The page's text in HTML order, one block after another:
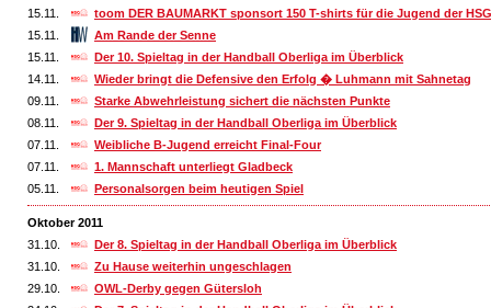
15.11.
toom DER BAUMARKT sponsort 150 T-shirts für die Jugend der
15.11.
Am Rande der Senne
15.11.
Der 10. Spieltag in der Handball Oberliga im Überblick
14.11.
Wieder bringt die Defensive den Erfolg � Luhmann mit Sahnetag
09.11.
Starke Abwehrleistung sichert die nächsten Punkte
08.11.
Der 9. Spieltag in der Handball Oberliga im Überblick
07.11.
Weibliche B-Jugend erreicht Final-Four
07.11.
1. Mannschaft unterliegt Gladbeck
05.11.
Personalsorgen beim heutigen Spiel
Oktober 2011
31.10.
Der 8. Spieltag in der Handball Oberliga im Überblick
31.10.
Zu Hause weiterhin ungeschlagen
29.10.
OWL-Derby gegen Gütersloh